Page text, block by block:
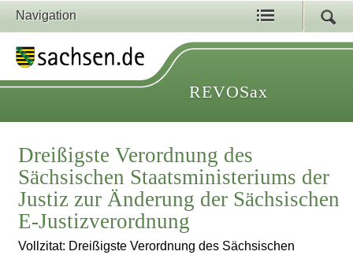
Navigation
REVOSax
Dreißigste Verordnung des
Sächsischen Staatsministeriums der
Justiz zur Änderung der Sächsischen
E-Justizverordnung
Vollzitat: Dreißigste Verordnung des Sächsischen